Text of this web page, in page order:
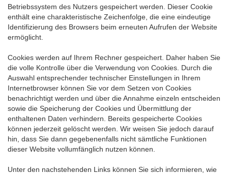
Betriebssystem des Nutzers gespeichert werden. Dieser Cookie
enthält eine charakteristische Zeichenfolge, die eine eindeutige
Identifizierung des Browsers beim erneuten Aufrufen der Website
ermöglicht.
Cookies werden auf Ihrem Rechner gespeichert. Daher haben Sie
die volle Kontrolle über die Verwendung von Cookies. Durch die
Auswahl entsprechender technischer Einstellungen in Ihrem
Internetbrowser können Sie vor dem Setzen von Cookies
benachrichtigt werden und über die Annahme einzeln entscheiden
sowie die Speicherung der Cookies und Übermittlung der
enthaltenen Daten verhindern. Bereits gespeicherte Cookies
können jederzeit gelöscht werden. Wir weisen Sie jedoch darauf
hin, dass Sie dann gegebenenfalls nicht sämtliche Funktionen
dieser Website vollumfänglich nutzen können.
Unter den nachstehenden Links können Sie sich informieren, wie